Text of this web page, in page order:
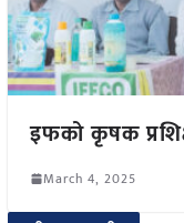
इफको कृषक
March 4, 2025